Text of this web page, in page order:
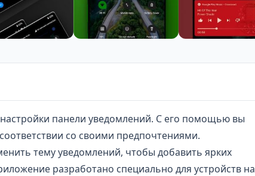
настройки панели уведомлений. С его помощью вы
со своими предпочтениями.
тему уведомлений, чтобы добавить ярких
разработано специально для устройств на